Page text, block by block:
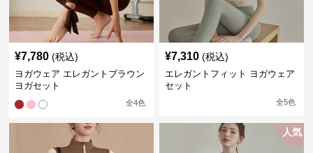
¥7,780 (税込)
ヨガウェア エレガントブラウン
ヨガセット
全4色
¥7,310 (税込)
エレガントフィット ヨガウェア
セット
全5色
人気